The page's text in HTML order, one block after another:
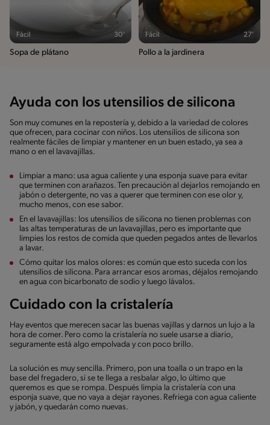
Fácil 30'
Sopa de plátano
Fácil 27'
Pollo a la jardinera
Ayuda con los utensilios de silicona
Son muy comunes en la repostería y, debido a la variedad de colores
que ofrecen, para cocinar con niños. Los utensilios de silicona son
realmente fáciles de limpiar y mantener en un buen estado, ya sea a
mano o en el lavavajillas.
Limpiar a mano: usa agua caliente y una esponja suave para evitar
que terminen con arañazos. Ten precaución al dejarlos remojando en
jabón o detergente, no vas a querer que terminen con ese olor y,
mucho menos, con ese sabor.
En el lavavajillas: los utensilios de silicona no tienen problemas con
las altas temperaturas de un lavavajillas, pero es importante que
limpies los restos de comida que queden pegados antes de llevarlos
a lavar.
Cómo quitar los malos olores: es común que esto suceda con los
utensilios de silicona. Para arrancar esos aromas, déjalos remojando
en agua con bicarbonato de sodio y luego lávalos.
Cuidado con la cristalería
Hay eventos que merecen sacar las buenas vajillas y darnos un lujo a la
hora de comer. Pero como la cristalería no suele usarse a diario,
seguramente está algo empolvada y con poco brillo.
La solución es muy sencilla. Primero, pon una toalla o un trapo en la
base del fregadero, si se te llega a resbalar algo, lo último que
queremos es que se rompa. Después limpia la cristalería con una
esponja suave, que no vaya a dejar rayones. Refriega con agua caliente
y jabón, y quedarán como nuevas.